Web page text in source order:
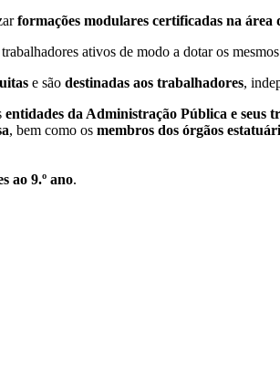
formações modulares certificadas na área
ativos de modo a dotar os
e são destinadas aos trabalhadores,
entidades da Administração Pública e seus
, bem como os membros dos órgãos
ao 9.º ano.